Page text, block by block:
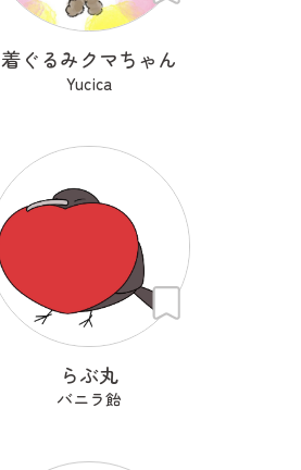
着ぐるみクマちゃん
Yucica
らぶ丸
バニラ飴